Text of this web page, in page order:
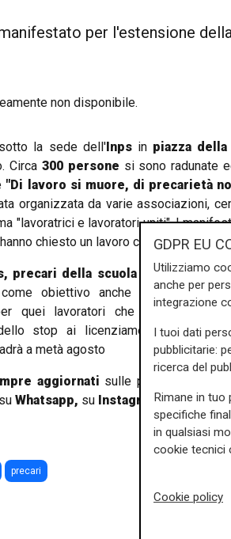
per l'estensione
non disponibile.
la sede dell'Inpsin piazza
Circa 300 persone si sono radunate
"Di lavoro si muore, di precarietà
organizzata da varie associazioni,
"lavoratrici e lavoratori uniti". I
chiesto un lavoro che abbia diritti e
precari della scuola e della sanità,
obiettivo anche quello di
quei lavoratori che il covid ha
stop ai licenziamenti imposto
a metà agosto
aggiornati sulle principali
Whatsapp, su Instagram,su
precari
GDPR EU
Utilizziamo
anche per
integrazione
I tuoi dati
pubblicitarie:
ricerca del
Rimane in
specifiche
in qualsiasi
cookie tecnici
Cookie policy